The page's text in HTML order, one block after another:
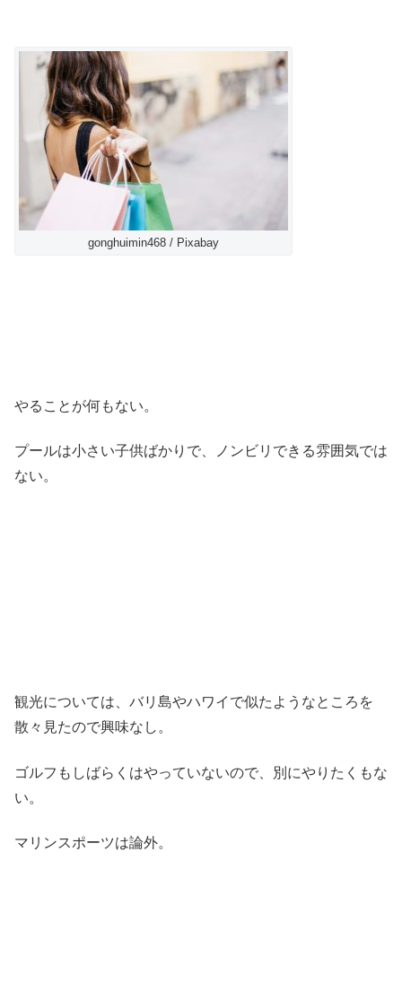
gonghuimin468 / Pixabay
やることが何もない。
プールは小さい子供ばかりで、ノンビリできる雰囲気では
ない。
観光については、バリ島やハワイで似たようなところを
散々見たので興味なし。
ゴルフもしばらくはやっていないので、別にやりたくもな
い。
マリンスポーツは論外。